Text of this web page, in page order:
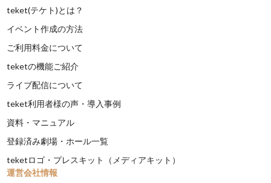
teket(テケト)とは？
イベント作成の方法
ご利用料金について
teketの機能ご紹介
ライブ配信について
teket利用者様の声・導入事例
資料・マニュアル
登録済み劇場・ホール一覧
teketロゴ・プレスキット（メディアキット）
運営会社情報